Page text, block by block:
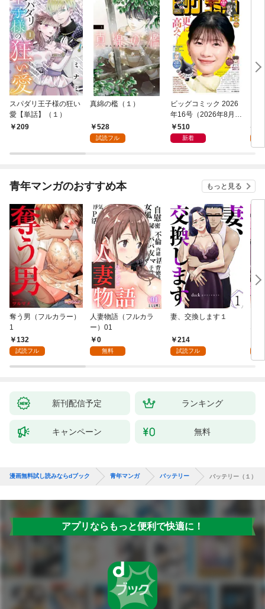
スパダリ王子様の狂い
愛【単話】（１）
209
真綿の檻（１）
528
試読フル
ビッグコミック 2026
年16号（2026年8月7
日発売）
510
新着
青年マンガのおすすめ本 もっと見る
奪う男（フルカラー）
1
132
試読フル
人妻物語（フルカラ
ー）01
0
無料
妻、交換します１
214
試読フル
な
新刊配信予定 ランキング
キャンペーン 無料
漫画無料試し読みならdブック 青年マンガ バッテリー バッテリー（１）
アプリならもっと便利で快適に！